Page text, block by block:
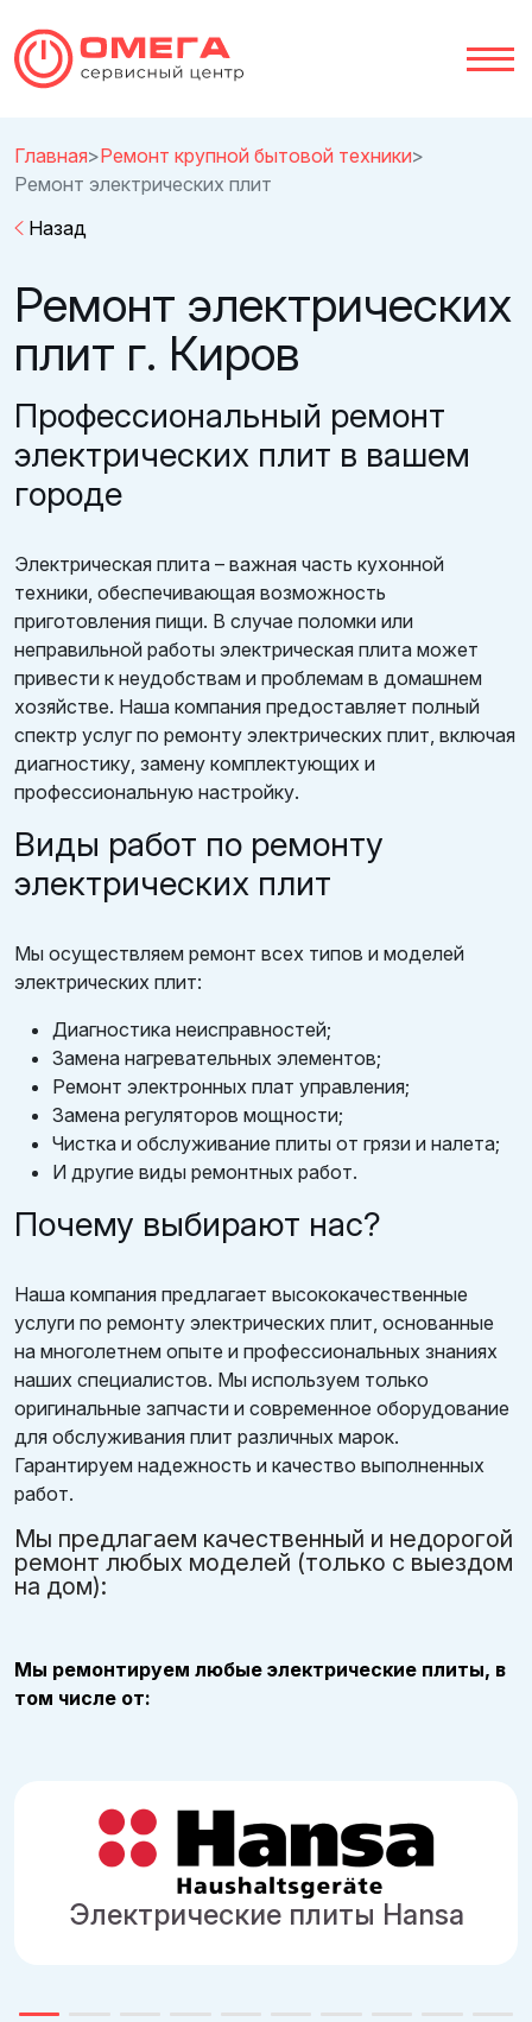
Главная Ремонт крупной бытовой техники
Ремонт электрических плит
Назад
Ремонт электрических
плит г. Киров
Профессиональный ремонт
электрических плит в вашем
городе
Электрическая плита – важная часть кухонной
техники, обеспечивающая возможность
приготовления пищи. В случае поломки или
неправильной работы электрическая плита может
привести к неудобствам и проблемам в домашнем
хозяйстве. Наша компания предоставляет полный
спектр услуг по ремонту электрических плит, включая
диагностику, замену комплектующих и
профессиональную настройку.
Виды работ по ремонту
электрических плит
Мы осуществляем ремонт всех типов и моделей
электрических плит:
Диагностика неисправностей;
Замена нагревательных элементов;
Ремонт электронных плат управления;
Замена регуляторов мощности;
Чистка и обслуживание плиты от грязи и налета;
И другие виды ремонтных работ.
Почему выбирают нас?
Наша компания предлагает высококачественные
услуги по ремонту электрических плит, основанные
на многолетнем опыте и профессиональных знаниях
наших специалистов. Мы используем только
оригинальные запчасти и современное оборудование
для обслуживания плит различных марок.
Гарантируем надежность и качество выполненных
работ.
Мы предлагаем качественный и недорогой
ремонт любых моделей (только с выездом
на дом):
Мы ремонтируем любые электрические плиты, в
том числе от:
Электрические плиты Hansa